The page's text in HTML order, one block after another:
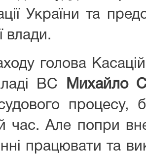
України та
влади.
голова
ВС
Михайло
процесу,
час. Але попри
працювати та